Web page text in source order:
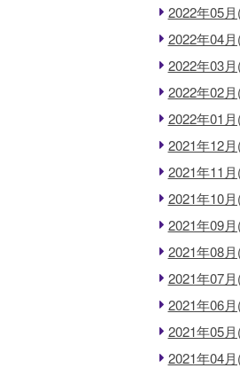
2022年05月
2022年04月
2022年03月
2022年02月
2022年01月
2021年12月
2021年11月
2021年10月
2021年09月
2021年08月
2021年07月
2021年06月
2021年05月
2021年04月